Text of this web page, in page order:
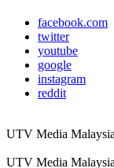
facebook.com
twitter
youtube
google
instagram
reddit
UTV Media
UTV Media